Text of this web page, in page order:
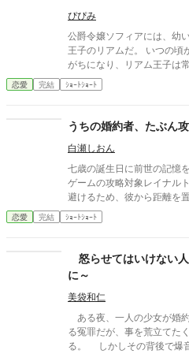
ぴぴみ
公爵令嬢ソフィアには、幼
王子のリアムだ。 いつの頃
がちになり、リアム王子は
ちて、変な声が聞こえるよ
恋愛 完結 ｼｮｰﾄｼｮｰﾄ
うちの婚約者、たぶん
白瀬しおん
七歳の誕生日に前世の記憶
ゲームの攻略対象レイナル
避けるため、彼から距離を
中庭でも図書館でも購買で
遇してしまう。 避けている
恋愛 完結 ｼｮｰﾄｼｮｰﾄ
怒らせてはいけない
に～
美袋和仁
ある夜、一人の少女が婚
る冤罪だが、事を荒立てた
る。 しかしその背後で爆音が轟き、一人の男性が姿を見せた。